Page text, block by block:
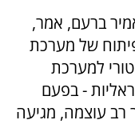
ברעם, אמר,
של מערכת
למערכת
- בפעם
רב עוצמה, מגיעה